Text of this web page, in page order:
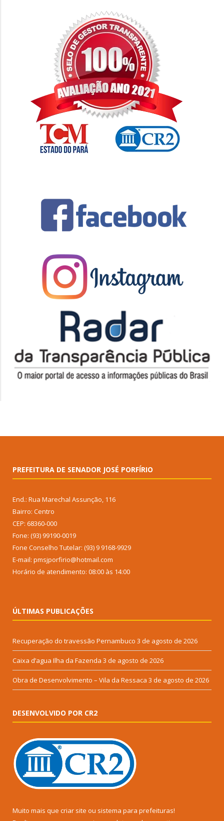
PREFEITURA DE SENADOR JOSÉ PORFÍRIO
End.: Rua Marechal Assunção, 116
Bairro: Centro
CEP: 68360-000
Fone: (93) 99190-0019
Fone Conselho Tutelar: (93) 9 9168-9929
E-mail: pmsjporfirio@hotmail.com
Horário de atendimento: 08:00 às 14:00
ÚLTIMAS PUBLICAÇÕES
Recuperação do travessão Pernambuco 3 de agosto de 2026
Caixa d’agua Ilha da Fazenda 3 de agosto de 2026
Obra de Desenvolvimento – Vila da Ressaca 3 de agosto de 2026
DESENVOLVIDO POR CR2
Muito mais que criar site ou sistema para prefeituras!